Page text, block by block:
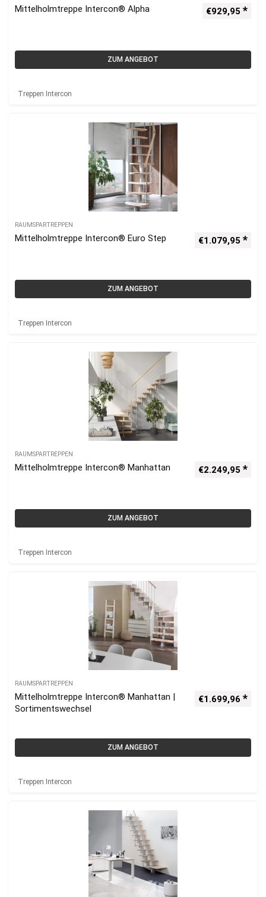
Mittelholmtreppe Intercon® Alpha €929,95
ZUM ANGEBOT
Treppen Intercon
RAUMSPARTREPPEN
Mittelholmtreppe Intercon® Euro Step €1.079,95
ZUM ANGEBOT
Treppen Intercon
RAUMSPARTREPPEN
Mittelholmtreppe Intercon® Manhattan €2.249,95
ZUM ANGEBOT
Treppen Intercon
RAUMSPARTREPPEN
Mittelholmtreppe Intercon® Manhattan |
Sortimentswechsel
€1.699,96
ZUM ANGEBOT
Treppen Intercon